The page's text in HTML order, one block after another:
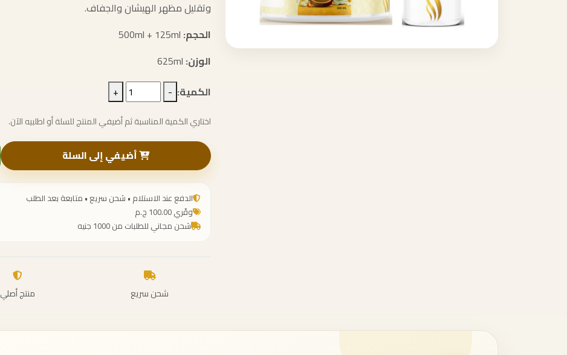
وتقليل مظهر الهيشان والجفاف.
الحجم:
الوزن:
الكمية: -
+
اختاري الكمية المناسبة ثم أضيفي المنتج للسلة أو اطلبيه الآن.
أضيفي إلى السلة
الدفع عند الاستلام • شحن سريع • متابعة بعد الطلب
وفّري 100.00 ج.م
شحن مجاني للطلبات من 1000 جنيه
شحن سريع منتج أصلي